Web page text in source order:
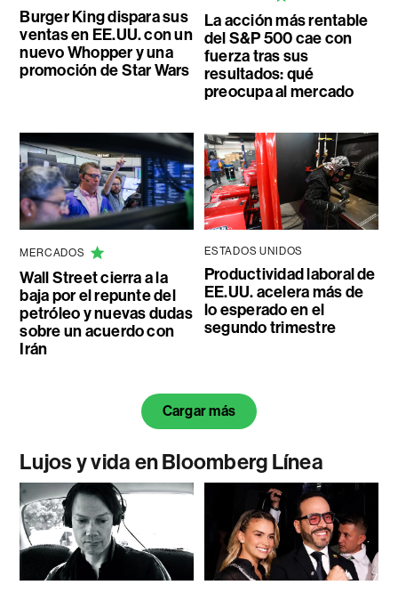
Burger King dispara sus
ventas en EE.UU. con un
nuevo Whopper y una
promoción de Star Wars
La acción más rentable
del S&P 500 cae con
fuerza tras sus
resultados: qué
preocupa al mercado
MERCADOS
Wall Street cierra a la
baja por el repunte del
petróleo y nuevas dudas
sobre un acuerdo con
Irán
ESTADOS UNIDOS
Productividad laboral de
EE.UU. acelera más de
lo esperado en el
segundo trimestre
Cargar más
Lujos y vida en Bloomberg Línea